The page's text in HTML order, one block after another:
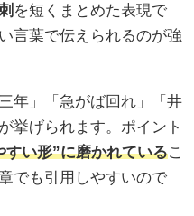
を短くまとめた表現で
言葉で伝えられるのが強
年」「急がば回れ」「井
挙げられます。ポイント
すい形”に磨かれている こ
でも引用しやすいので